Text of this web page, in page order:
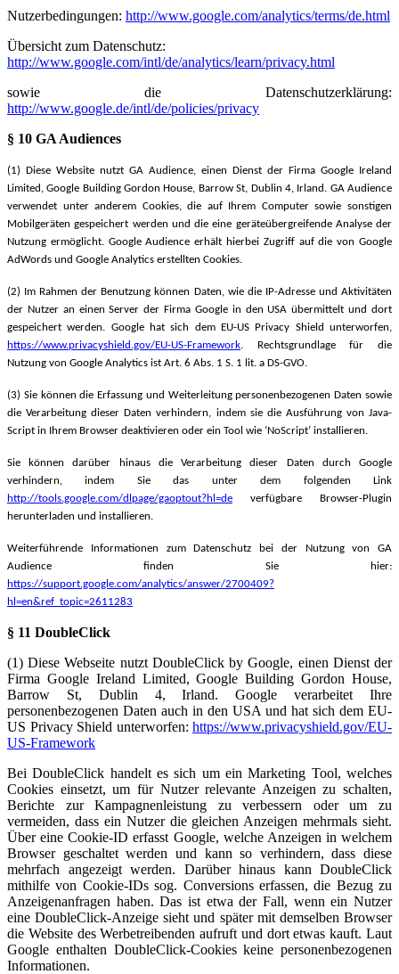
Nutzerbedingungen: http://www.google.com/analytics/terms/de.html
Übersicht zum Datenschutz:
http://www.google.com/intl/de/analytics/learn/privacy.html
sowie die Datenschutzerklärung:
http://www.google.de/intl/de/policies/privacy
§ 10 GA Audiences
(1) Diese Website nutzt GA Audience, einen Dienst der Firma Google Ireland
Limited, Google Building Gordon House, Barrow St, Dublin 4, Irland . GA Audience
verwendet unter anderem Cookies, die auf Ihrem Computer sowie sonstigen
Mobilgeräten gespeichert werden und die eine geräteübergreifende Analyse der
Nutzung ermöglicht. Google Audience erhält hierbei Zugriff auf die von Google
AdWords und Google Analytics erstellten Cookies.
(2) Im Rahmen der Benutzung können Daten, wie die IP-Adresse und Aktivitäten
der Nutzer an einen Server der Firma Google in den USA übermittelt und dort
gespeichert werden. Google hat sich dem EU-US Privacy Shield unterworfen,
https://www.privacyshield.gov/EU-US-Framework. Rechtsgrundlage für die
Nutzung von Google Analytics ist Art. 6 Abs. 1 S. 1 lit. a DS-GVO.
(3) Sie können die Erfassung und Weiterleitung personenbezogenen Daten sowie
die Verarbeitung dieser Daten verhindern, indem sie die Ausführung von Java-
Script in Ihrem Browser deaktivieren oder ein Tool wie ‘NoScript’ installieren.
Sie können darüber hinaus die Verarbeitung dieser Daten durch Google
verhindern, indem Sie das unter dem folgenden Link
http://tools.google.com/dlpage/gaoptout?hl=de verfügbare Browser-Plugin
herunterladen und installieren.
Weiterführende Informationen zum Datenschutz bei der Nutzung von GA
Audience finden Sie hier:
https://support.google.com/analytics/answer/2700409?
hl=en&ref_topic=2611283
§ 11 DoubleClick
(1) Diese Webseite nutzt DoubleClick by Google, einen Dienst der
Firma Google Ireland Limited, Google Building Gordon House,
Barrow St, Dublin 4, Irland.Google verarbeitet Ihre
personenbezogenen Daten auch in den USA und hat sich dem EU-
US Privacy Shield unterworfen: https://www.privacyshield.gov/EU-
US-Framework
Bei DoubleClick handelt es sich um ein Marketing Tool, welches
Cookies einsetzt, um für Nutzer relevante Anzeigen zu schalten,
Berichte zur Kampagnenleistung zu verbessern oder um zu
vermeiden, dass ein Nutzer die gleichen Anzeigen mehrmals sieht.
Über eine Cookie-ID erfasst Google, welche Anzeigen in welchem
Browser geschaltet werden und kann so verhindern, dass diese
mehrfach angezeigt werden. Darüber hinaus kann DoubleClick
mithilfe von Cookie-IDs sog. Conversions erfassen, die Bezug zu
Anzeigenanfragen haben. Das ist etwa der Fall, wenn ein Nutzer
eine DoubleClick-Anzeige sieht und später mit demselben Browser
die Website des Werbetreibenden aufruft und dort etwas kauft. Laut
Google enthalten DoubleClick-Cookies keine personenbezogenen
Informationen.